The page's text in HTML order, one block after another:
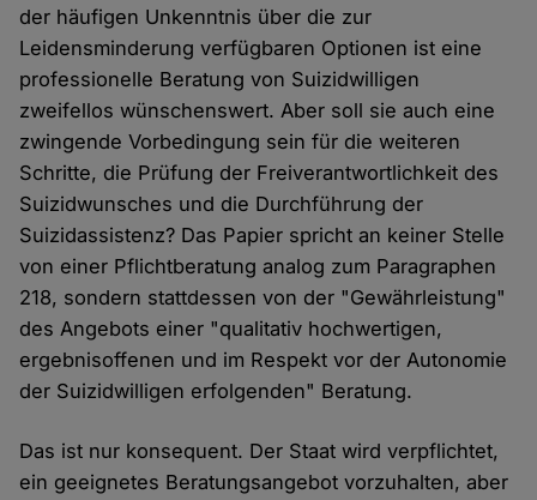
der häufigen Unkenntnis über die zur
Leidensminderung verfügbaren Optionen ist eine
professionelle Beratung von Suizidwilligen
zweifellos wünschenswert. Aber soll sie auch eine
zwingende Vorbedingung sein für die weiteren
Schritte, die Prüfung der Freiverantwortlichkeit des
Suizidwunsches und die Durchführung der
Suizidassistenz? Das Papier spricht an keiner Stelle
von einer Pflichtberatung analog zum Paragraphen
218, sondern stattdessen von der "Gewährleistung"
des Angebots einer "qualitativ hochwertigen,
ergebnisoffenen und im Respekt vor der Autonomie
der Suizidwilligen erfolgenden" Beratung.
Das ist nur konsequent. Der Staat wird verpflichtet,
ein geeignetes Beratungsangebot vorzuhalten, aber